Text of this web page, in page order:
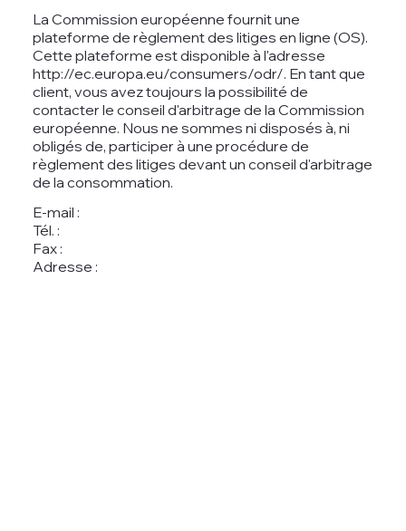
E-mail :
Tél. :
Fax :
Adresse :
La Commission européenne fournit une
plateforme de règlement des litiges en ligne (OS).
Cette plateforme est disponible à l'adresse
http://ec.europa.eu/consumers/odr/. En tant que
client, vous avez toujours la possibilité de
contacter le conseil d'arbitrage de la Commission
européenne. Nous ne sommes ni disposés à, ni
obligés de, participer à une procédure de
règlement des litiges devant un conseil d'arbitrage
de la consommation.